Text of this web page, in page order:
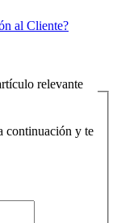
al Cliente?
relevante
continuación y te